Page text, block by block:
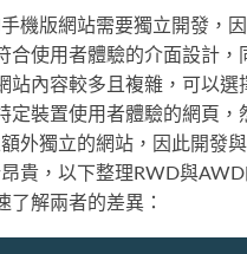
機版網站需要獨立開發，
合使用者體驗的介面設計，
站內容較多且複雜，可以選
定裝置使用者體驗的網頁，
外獨立的網站，因此開發
貴，以下整理RWD與
了解兩者的差異：